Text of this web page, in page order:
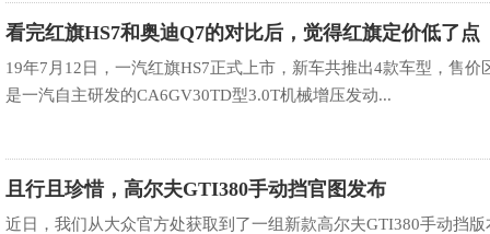
看完红旗HS7和奥迪Q7的对比后，觉得红旗定价低了点
19年7月12日，一汽红旗HS7正式上市，新车共推出4款车型，售
是一汽自主研发的CA6GV30TD型3.0T机械增压发动...
且行且珍惜，高尔夫GTI380手动挡官图发布
近日，我们从大众官方处获取到了一组新款高尔夫GTI380手动挡